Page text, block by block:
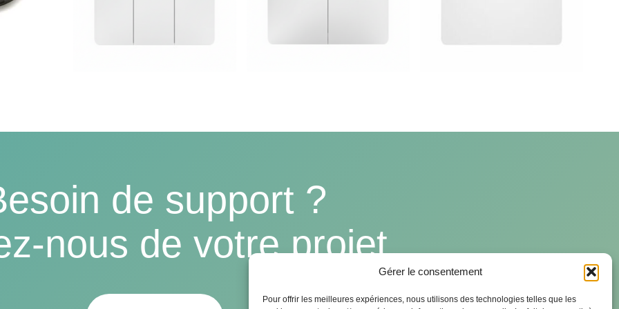
Gérer le consentement
Pour offrir les meilleures expériences, nous utilisons des technologies telles que les
de support ?
nous de votre projet